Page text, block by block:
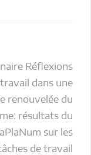
Réflexions
dans une
renouvelée du
résultats du
sur les
de travail